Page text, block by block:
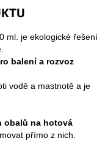
ml. je ekologické řešení
balení a rozvoz
vodě a mastnotě a je
obalů na hotová
přímo z nich.